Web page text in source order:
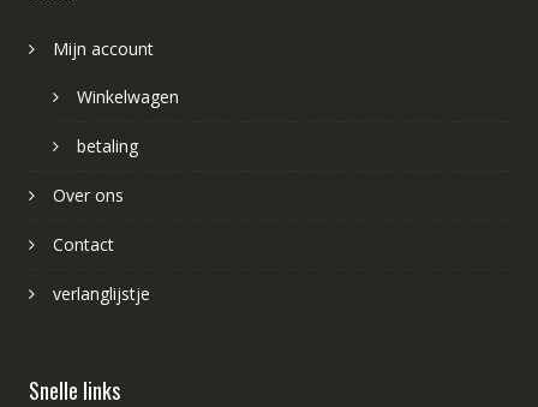
Mijn account
Winkelwagen
betaling
Over ons
Contact
verlanglijstje
Snelle links